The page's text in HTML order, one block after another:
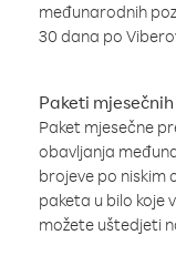
međunarodnih
30 dana po
Paketi
Paket mjesečne
obavljanja
brojeve po niskim
paketa u bilo koje
možete uštedjeti